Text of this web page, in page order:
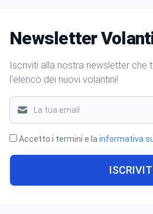
Newsletter
Iscriviti alla nostra newsletter che
l'elenco dei nuovi volantini!
Accetto i termini e la informativa